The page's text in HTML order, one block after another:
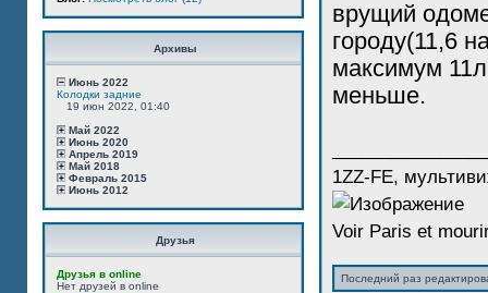
Архивы
Июнь 2022
Колодки задние
19 июн 2022, 01:40
Май 2022
Июнь 2020
Апрель 2019
Май 2018
Февраль 2015
Июнь 2012
Друзья
Друзья в online
Нет друзей в online
врущий
городу(11,6
максимум
меньше.
1ZZ-FE,
Voir Paris et
Последний раз